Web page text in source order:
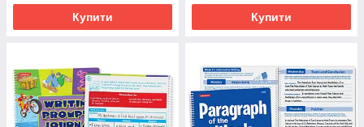
Купити Купити